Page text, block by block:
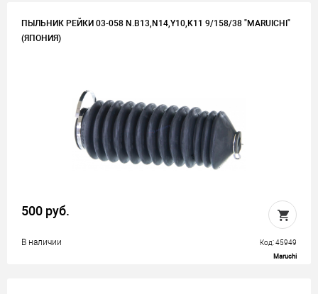
ПЫЛЬНИК РЕЙКИ 03-058 N.B13,N14,Y10,K11 9/158/38 "MARUICHI"
(ЯПОНИЯ)
500 руб.
В наличии Код: 45949
Maruchi